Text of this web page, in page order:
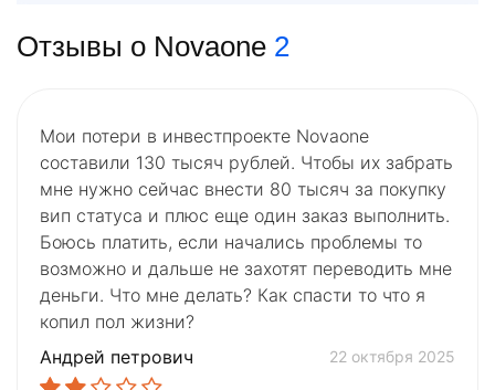
Отзывы о Novaone 2
Мои потери в инвестпроекте Novaone
составили 130 тысяч рублей. Чтобы их забрать
мне нужно сейчас внести 80 тысяч за покупку
вип статуса и плюс еще один заказ выполнить.
Боюсь платить, если начались проблемы то
возможно и дальше не захотят переводить мне
деньги. Что мне делать? Как спасти то что я
копил пол жизни?
Андрей петрович
22 октября 2025